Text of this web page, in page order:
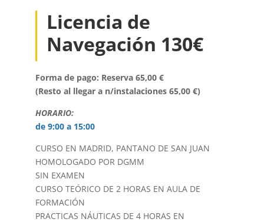
Licencia de
Navegación 130€
Forma de pago: Reserva 65,00 €
(Resto al llegar a n/instalaciones 65,00 €)
HORARIO:
de 9:00 a 15:00
CURSO EN MADRID, PANTANO DE SAN JUAN
HOMOLOGADO POR DGMM
SIN EXAMEN
CURSO TEÓRICO DE 2 HORAS EN AULA DE
FORMACIÓN
PRACTICAS NÁUTICAS DE 4 HORAS EN